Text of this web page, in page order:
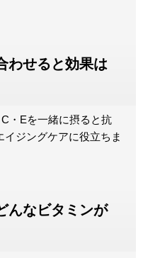
わせると効果は
・Eを一緒に摂ると抗
ジングケアに役立ちま
んなビタミンが